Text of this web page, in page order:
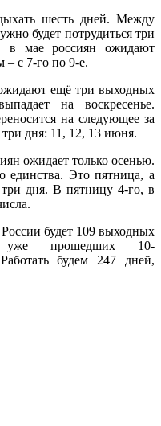
шесть дней. Между
будет потрудиться три
в мае россиян ожидают
– с 7-го по 9-е.
ещё три выходных
на воскресенье.
на следующее за
дня: 11, 12, 13 июня.
ожидает только осенью.
единства. Это пятница, а
три дня. В пятницу 4-го, в
будет 109 выходных
прошедших 10-
будем 247 дней,